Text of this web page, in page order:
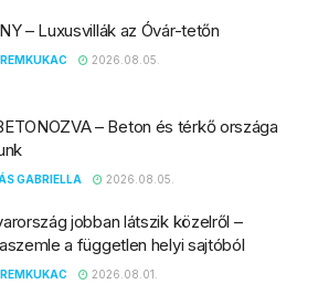
– Luxusvillák az Óvár-tetőn
2026.08.05.
– Beton és térkő országa
GABRIELLA 2026.08.05.
jobban látszik közelről –
a független helyi sajtóból
2026.08.01.